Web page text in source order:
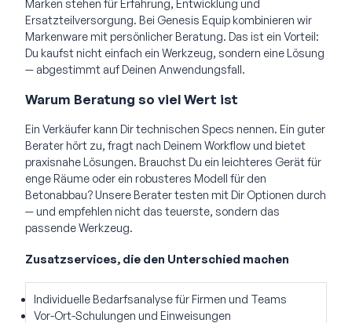
Marken stehen für Erfahrung, Entwicklung und
Ersatzteilversorgung. Bei Genesis Equip kombinieren wir
Markenware mit persönlicher Beratung. Das ist ein Vorteil:
Du kaufst nicht einfach ein Werkzeug, sondern eine Lösung
— abgestimmt auf Deinen Anwendungsfall.
Warum Beratung so viel Wert ist
Ein Verkäufer kann Dir technischen Specs nennen. Ein guter
Berater hört zu, fragt nach Deinem Workflow und bietet
praxisnahe Lösungen. Brauchst Du ein leichteres Gerät für
enge Räume oder ein robusteres Modell für den
Betonabbau? Unsere Berater testen mit Dir Optionen durch
— und empfehlen nicht das teuerste, sondern das
passende Werkzeug.
Zusatzservices, die den Unterschied machen
Individuelle Bedarfsanalyse für Firmen und Teams
Vor-Ort-Schulungen und Einweisungen